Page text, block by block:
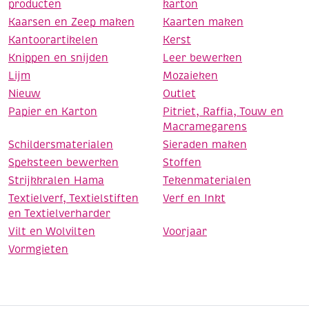
producten
karton
Kaarsen en Zeep maken
Kaarten maken
Kantoorartikelen
Kerst
Knippen en snijden
Leer bewerken
Lijm
Mozaieken
Nieuw
Outlet
Papier en Karton
Pitriet, Raffia, Touw en
Macramegarens
Schildersmaterialen
Sieraden maken
Speksteen bewerken
Stoffen
Strijkkralen Hama
Tekenmaterialen
Textielverf, Textielstiften
en Textielverharder
Verf en Inkt
Vilt en Wolvilten
Voorjaar
Vormgieten